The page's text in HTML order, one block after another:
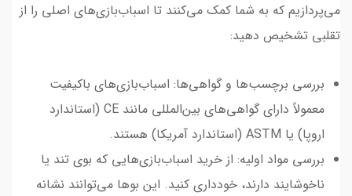
می‌پردازیم که به شما کمک می‌کنند تا اسباب‌بازی‌های اصلی را از
تقلبی تشخیص دهید:
بررسی برچسب‌ها و گواهی‌ها: اسباب‌بازی‌های باکیفیت
معمولاً دارای گواهی‌های بین‌المللی مانند CE (استاندارد
اروپا) یا ASTM (استاندارد آمریکا) هستند.
بررسی مواد اولیه: از خرید اسباب‌بازی‌هایی که بوی تند یا
ناخوشایند دارند، خودداری کنید. این بوها می‌توانند نشانه